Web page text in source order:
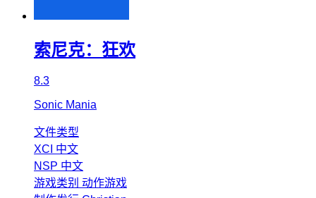
索尼克：狂欢
8.3
Sonic Mania
文件类型
XCI 中文
NSP 中文
游戏类别 动作游戏